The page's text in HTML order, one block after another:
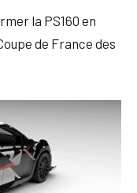
la PS160 en
de France des